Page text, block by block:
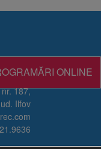
187,
Ilfov
ONLINE